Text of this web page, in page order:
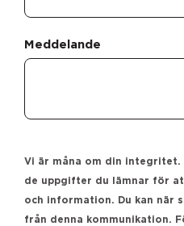
Meddelande
Vi är måna om din integritet.
de uppgifter du lämnar för
och information. Du kan när
från denna kommunikation.